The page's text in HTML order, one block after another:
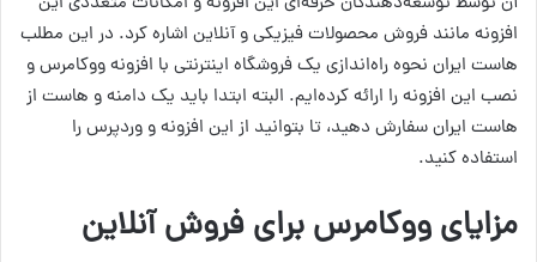
افزونه مانند فروش محصولات فیزیکی و آنلاین اشاره کرد. در این مطلب‌
هاست ایران نحوه راه‌اندازی یک فروشگاه اینترنتی با افزونه ووکامرس و
نصب این افزونه را ارائه کرده‌ایم. البته ابتدا باید یک دامنه و هاست از
هاست ایران سفارش دهید، تا بتوانید از این افزونه و وردپرس را
استفاده کنید.
مزایای ووکامرس برای فروش آنلاین